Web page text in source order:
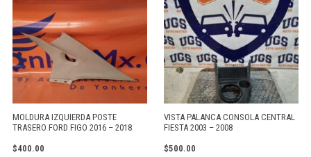
MOLDURA IZQUIERDA POSTE
TRASERO FORD FIGO 2016 – 2018
$400.00
VISTA PALANCA CONSOLA CENTRAL
FIESTA 2003 – 2008
$500.00